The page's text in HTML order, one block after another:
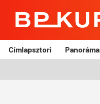
Kurír
Címlapsztori Panoráma